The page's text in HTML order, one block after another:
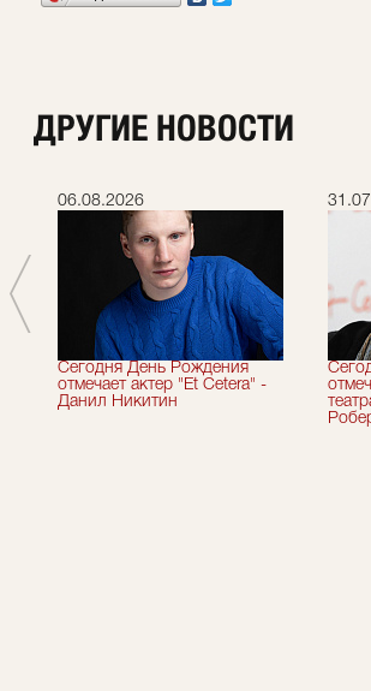
ДРУГИЕ НОВОСТИ
06.08.2026
Сегодня День Рождения
отмечает актер "Et Cetera" -
Данил Никитин